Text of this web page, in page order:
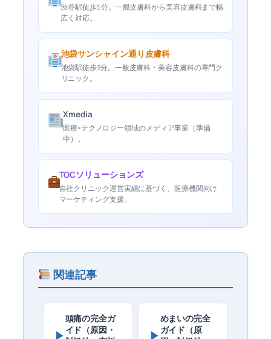
渋谷駅徒歩5分。一般皮膚科から美容皮膚科まで幅
広く対応。
池袋サンシャイン通り皮膚科
池袋駅徒歩3分。一般皮膚科・美容皮膚科の専門ク
リニック。
Xmedia
医療×テクノロジー領域のメディア事業（準備
中）。
TOCソリューションズ
自社クリニック運営実績に基づく、医療機関向け
マーケティング支援。
関連記事
▶
頭痛の完全ガ
イド（原因・
▶
めまいの完全
ガイド（原